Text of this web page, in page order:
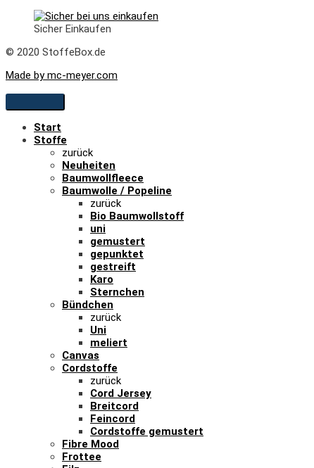
Sicher Einkaufen
© 2020 StoffeBox.de
Made by mc-meyer.com
Start
Stoffe
zurück
Neuheiten
Baumwollfleece
Baumwolle / Popeline
zurück
Bio Baumwollstoff
uni
gemustert
gepunktet
gestreift
Karo
Sternchen
Bündchen
zurück
Uni
meliert
Canvas
Cordstoffe
zurück
Cord Jersey
Breitcord
Feincord
Cordstoffe gemustert
Fibre Mood
Frottee